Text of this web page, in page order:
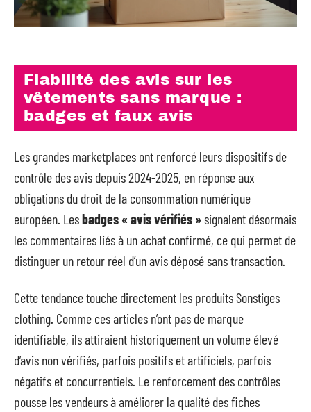
Fiabilité des avis sur les
vêtements sans marque :
badges et faux avis
Les grandes marketplaces ont renforcé leurs dispositifs de
contrôle des avis depuis 2024-2025, en réponse aux
obligations du droit de la consommation numérique
européen. Lesbadges « avis vérifiés »signalent désormais
les commentaires liés à un achat confirmé, ce qui permet de
distinguer un retour réel d’un avis déposé sans transaction.
Cette tendance touche directement les produits Sonstiges
clothing. Comme ces articles n’ont pas de marque
identifiable, ils attiraient historiquement un volume élevé
d’avis non vérifiés, parfois positifs et artificiels, parfois
négatifs et concurrentiels. Le renforcement des contrôles
pousse les vendeurs à améliorer la qualité des fiches